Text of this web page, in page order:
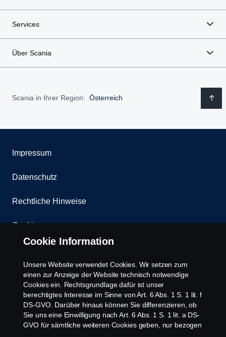
Services
Über Scania
Scania in Ihrer Region: Österreich
Impressum
Datenschutz
Rechtliche Hinweise
Cookies
Whistleblowing
Scania Cookie Richtlinie
Cookie Information
Unsere Website verwendet Cookies. Wir setzen zum
einen zur Anzeige der Website technisch notwendige
Cookies ein. Rechtsgrundlage dafür ist unser
berechtigtes Interesse im Sinne von Art. 6 Abs. 1 S. 1 lit. f
DS-GVO. Darüber hinaus können Sie differenzieren, ob
Sie uns eine Einwilligung nach Art. 6 Abs. 1 S. 1 lit. a DS-
GVO für sämtliche weiteren Cookies geben, nur bezogen